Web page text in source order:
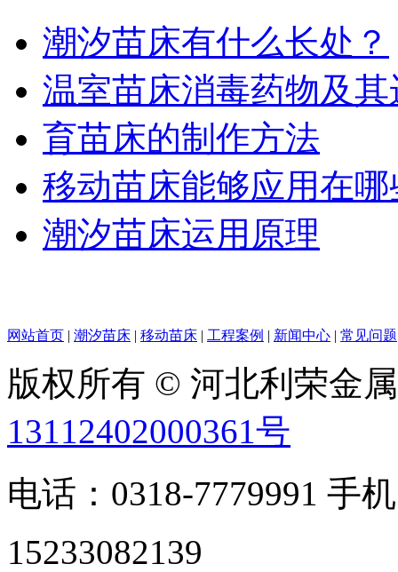
潮汐苗床有什么长处？
温室苗床消毒药物及
育苗床的制作方法
移动苗床能够应用在
潮汐苗床运用原理
网站首页 | 潮汐苗床 | 移动苗床 | 工程案例 | 新闻中心 | 常见问题
版权所有 © 河北利荣金
13112402000361号
电话：0318-7779991 手
15233082139